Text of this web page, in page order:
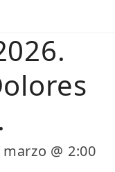
marzo @ 2:00